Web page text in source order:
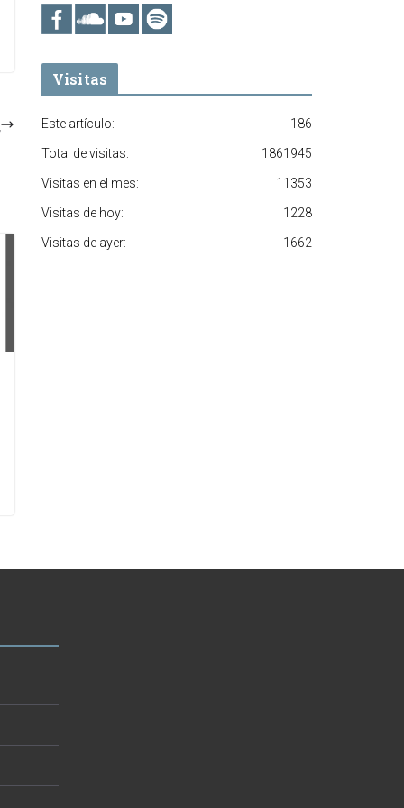
Visitas
186
Este artículo:
1861945
Total de visitas:
11353
Visitas en el mes:
1228
Visitas de hoy:
1662
Visitas de ayer: